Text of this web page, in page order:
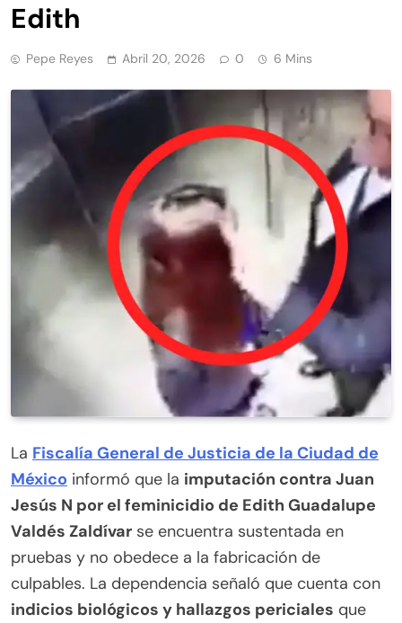
Edith
Pepe Reyes Abril 20, 2026 0 6 Mins
La Fiscalía General de Justicia de la Ciudad de
México informó que la imputación contra Juan
Jesús N por el feminicidio de Edith Guadalupe
Valdés Zaldívar se encuentra sustentada en
pruebas y no obedece a la fabricación de
culpables. La dependencia señaló que cuenta con
indicios biológicos y hallazgos periciales que